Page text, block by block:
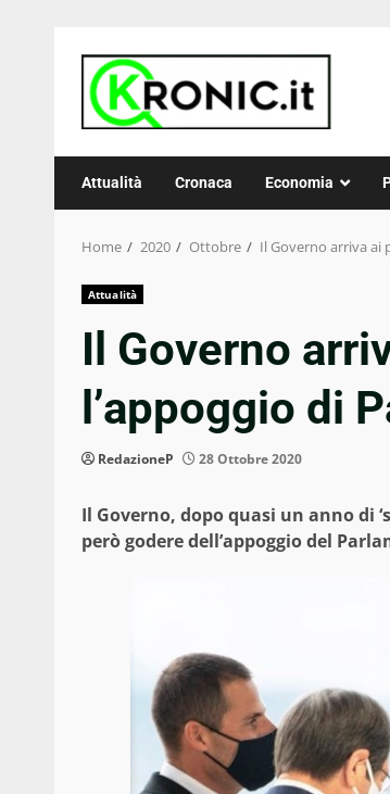
content
Attualità Cronaca Economia
Home 2020 Ottobre Il Governo arriva ai
Attualità
Il Governo
l’appoggio di
RedazioneP 28 Ottobre 2020
Il Governo, dopo quasi un anno di
però godere dell’appoggio del